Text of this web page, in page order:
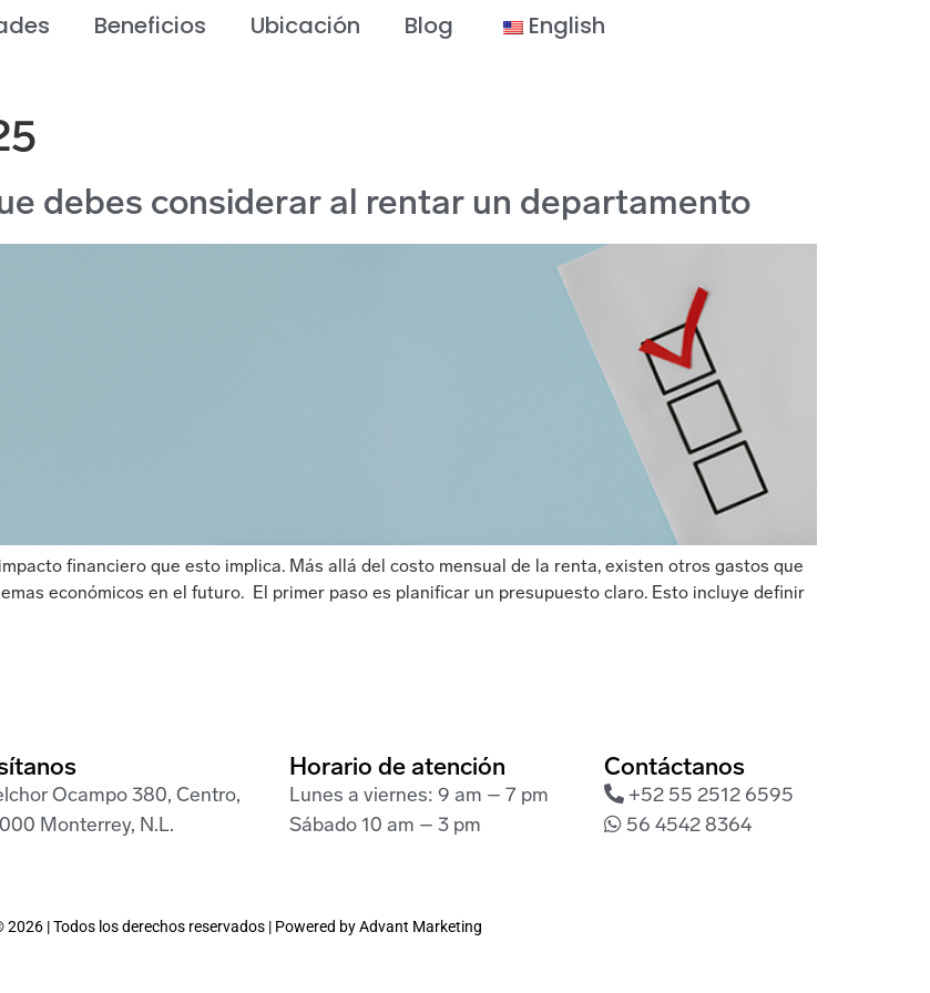
Beneficios Ubicación Blog English
debes considerar al rentar un departamento
financiero que esto implica. Más allá del costo mensual de la renta, existen otros gastos que
económicos en el futuro. El primer paso es planificar un presupuesto claro. Esto incluye definir
Ocampo 380, Centro,
Monterrey, N.L.
Horario de atención
Lunes a viernes: 9 am – 7 pm
Sábado 10 am – 3 pm
Contáctanos
+52 55 2512 6595
56 4542 8364
2026 | Todos los derechos reservados | Powered byAdvant Marketing